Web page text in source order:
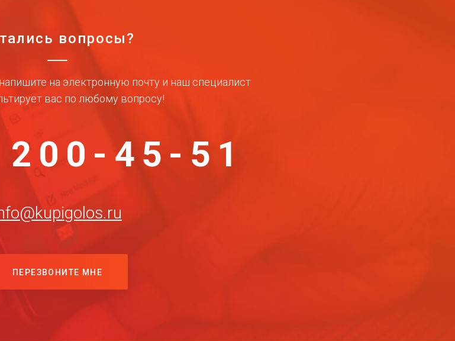
вопросы?
на электронную почту и наш специалист
вас по любому вопросу!
45-51
ПЕРЕЗВОНИТЕ МНЕ